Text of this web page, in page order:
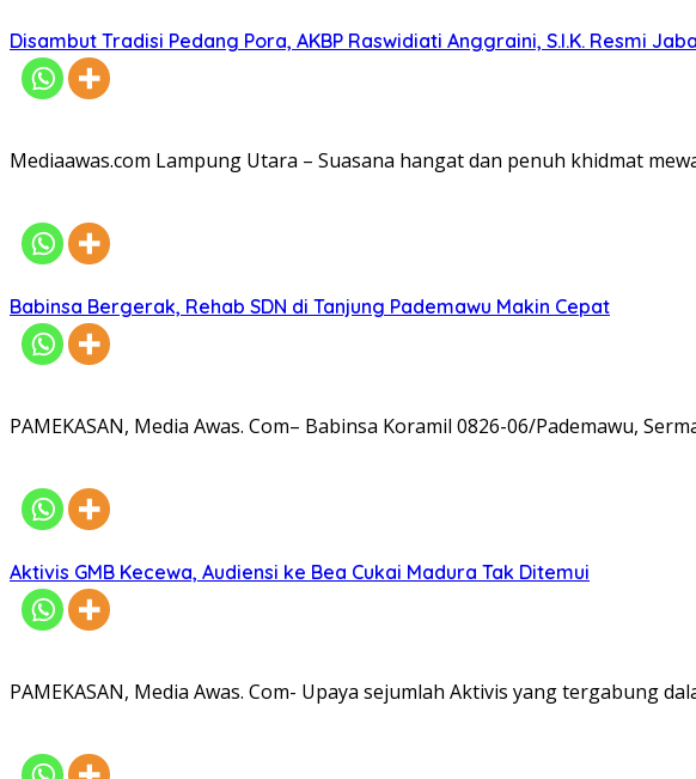
Disambut Tradisi Pedang Pora, AKBP Raswidiati Anggraini, S.I.K. Resmi
Mediaawas.com Lampung Utara – Suasana hangat dan penuh khidmat
Babinsa Bergerak, Rehab SDN di Tanjung Pademawu Makin Cepat
PAMEKASAN, Media Awas. Com– Babinsa Koramil 0826-06/Pademawu,
Aktivis GMB Kecewa, Audiensi ke Bea Cukai Madura Tak Ditemui
PAMEKASAN, Media Awas. Com- Upaya sejumlah Aktivis yang tergabung